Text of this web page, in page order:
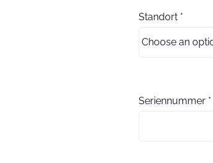
Standort *
Seriennummer *